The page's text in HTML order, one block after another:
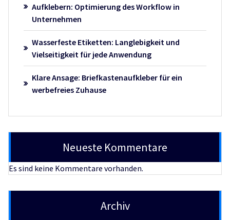
Aufklebern: Optimierung des Workflow in
Unternehmen
Wasserfeste Etiketten: Langlebigkeit und
Vielseitigkeit für jede Anwendung
Klare Ansage: Briefkastenaufkleber für ein
werbefreies Zuhause
Neueste Kommentare
Es sind keine Kommentare vorhanden.
Archiv